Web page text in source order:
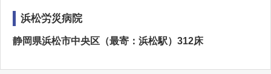
浜松労災病院
静岡県浜松市中央区（最寄：浜松駅）312床